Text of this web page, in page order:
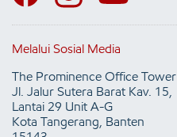
Melalui Sosial Media
The Prominence Office Tower
Jl. Jalur Sutera Barat Kav. 15,
Lantai 29 Unit A-G
Kota Tangerang, Banten